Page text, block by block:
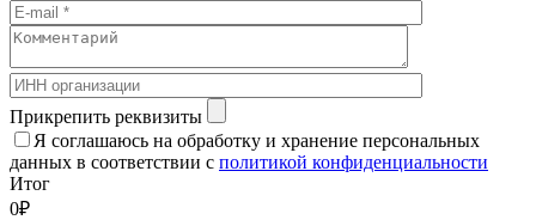
Прикрепить реквизиты
Я соглашаюсь на обработку и хранение персональных
данных в соответствии с политикой конфиденциальности
Итог
0₽